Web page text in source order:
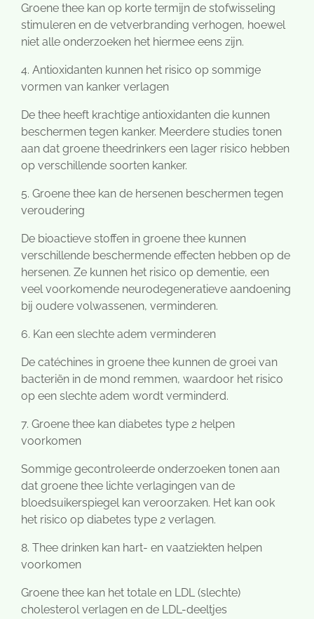
Groene thee kan op korte termijn de stofwisseling
stimuleren en de vetverbranding verhogen, hoewel
niet alle onderzoeken het hiermee eens zijn.
4. Antioxidanten kunnen het risico op sommige
vormen van kanker verlagen
De thee heeft krachtige antioxidanten die kunnen
beschermen tegen kanker. Meerdere studies tonen
aan dat groene theedrinkers een lager risico hebben
op verschillende soorten kanker.
5. Groene thee kan de hersenen beschermen tegen
veroudering
De bioactieve stoffen in groene thee kunnen
verschillende beschermende effecten hebben op de
hersenen. Ze kunnen het risico op dementie, een
veel voorkomende neurodegeneratieve aandoening
bij oudere volwassenen, verminderen.
6. Kan een slechte adem verminderen
De catéchines in groene thee kunnen de groei van
bacteriën in de mond remmen, waardoor het risico
op een slechte adem wordt verminderd.
7. Groene thee kan diabetes type 2 helpen
voorkomen
Sommige gecontroleerde onderzoeken tonen aan
dat groene thee lichte verlagingen van de
bloedsuikerspiegel kan veroorzaken. Het kan ook
het risico op diabetes type 2 verlagen.
8. Thee drinken kan hart- en vaatziekten helpen
voorkomen
Groene thee kan het totale en LDL (slechte)
cholesterol verlagen en de LDL-deeltjes